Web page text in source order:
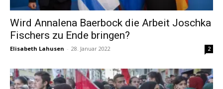
Wird Annalena Baerbock die Arbeit Joschka
Fischers zu Ende bringen?
Elisabeth Lahusen - 28. Januar 2022 2